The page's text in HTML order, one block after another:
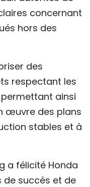
concernant
hors des
des
respectant les
ainsi
œuvre des plans
stables et à
a félicité Honda
de succès et de